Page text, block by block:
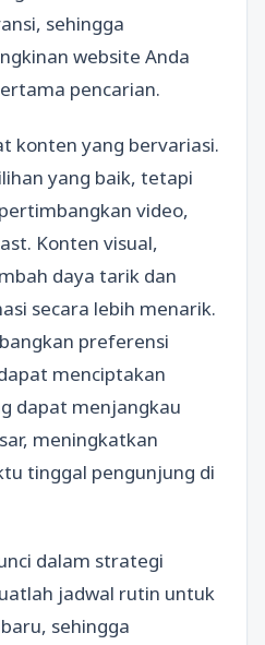
sehingga
website Anda
pencarian.
konten yang bervariasi.
yang baik, tetapi
video,
Konten visual,
daya tarik dan
secara lebih menarik.
preferensi
menciptakan
dapat menjangkau
meningkatkan
tinggal pengunjung di
dalam strategi
jadwal rutin untuk
sehingga